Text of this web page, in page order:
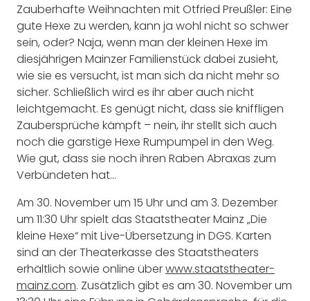
Zauberhafte Weihnachten mit Otfried Preußler: Eine
gute Hexe zu werden, kann ja wohl nicht so schwer
sein, oder? Naja, wenn man der kleinen Hexe im
diesjährigen Mainzer Familienstück dabei zusieht,
wie sie es versucht, ist man sich da nicht mehr so
sicher. Schließlich wird es ihr aber auch nicht
leichtgemacht. Es genügt nicht, dass sie kniffligen
Zaubersprüche kämpft – nein, ihr stellt sich auch
noch die garstige Hexe Rumpumpel in den Weg.
Wie gut, dass sie noch ihren Raben Abraxas zum
Verbündeten hat…
Am 30. November um 15 Uhr und am 3. Dezember
um 11:30 Uhr spielt das Staatstheater Mainz „Die
kleine Hexe“ mit Live-Übersetzung in DGS. Karten
sind an der Theaterkasse des Staatstheaters
erhältlich sowie online überwww.staatstheater-
mainz.com. Zusätzlich gibt es am 30. November um